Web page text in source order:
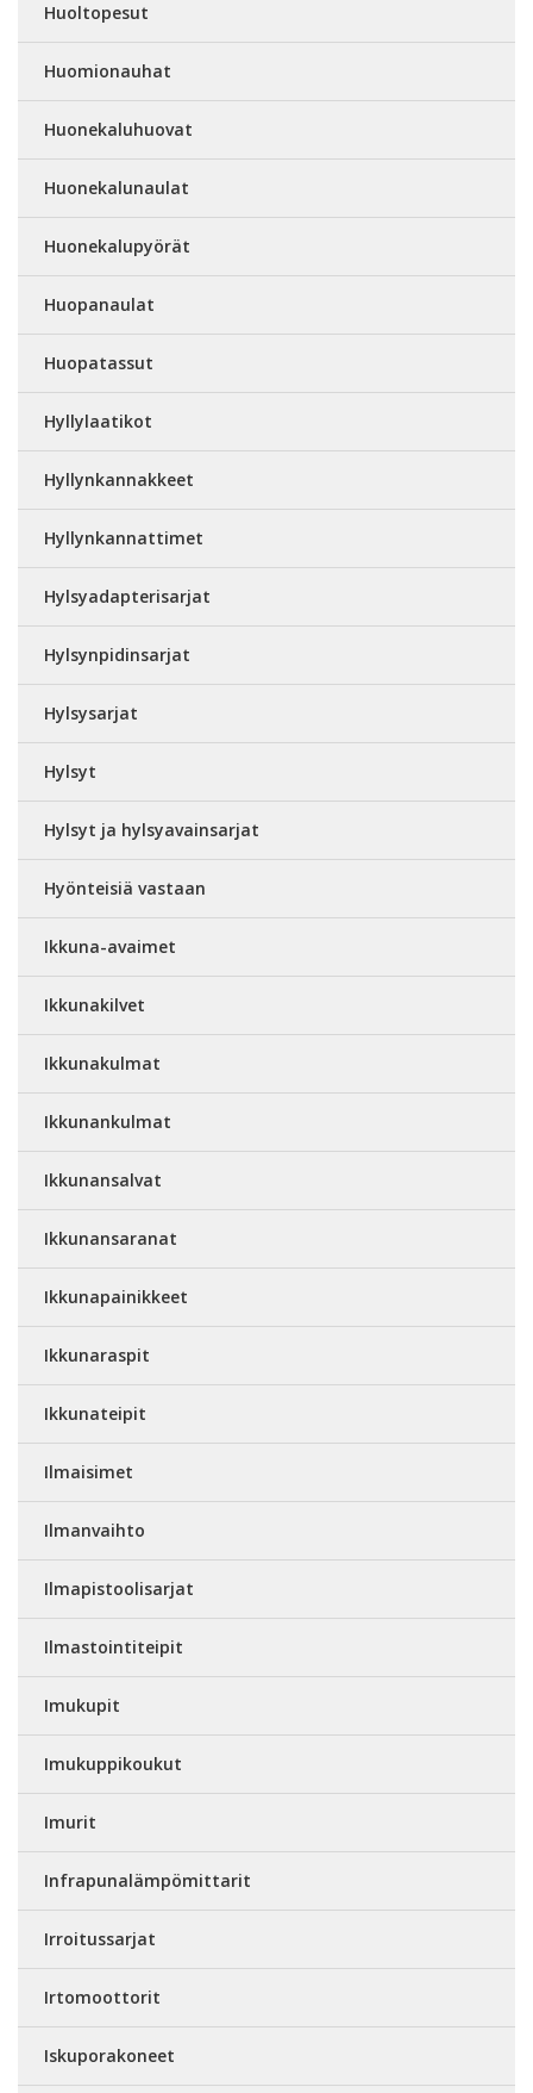
Huoltopesut
Huomionauhat
Huonekaluhuovat
Huonekalunaulat
Huonekalupyörät
Huopanaulat
Huopatassut
Hyllylaatikot
Hyllynkannakkeet
Hyllynkannattimet
Hylsyadapterisarjat
Hylsynpidinsarjat
Hylsysarjat
Hylsyt
Hylsyt ja hylsyavainsarjat
Hyönteisiä vastaan
Ikkuna-avaimet
Ikkunakilvet
Ikkunakulmat
Ikkunankulmat
Ikkunansalvat
Ikkunansaranat
Ikkunapainikkeet
Ikkunaraspit
Ikkunateipit
Ilmaisimet
Ilmanvaihto
Ilmapistoolisarjat
Ilmastointiteipit
Imukupit
Imukuppikoukut
Imurit
Infrapunalämpömittarit
Irroitussarjat
Irtomoottorit
Iskuporakoneet